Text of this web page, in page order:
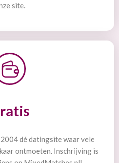
site.
dé datingsite waar vele
ontmoeten. Inschrijving is